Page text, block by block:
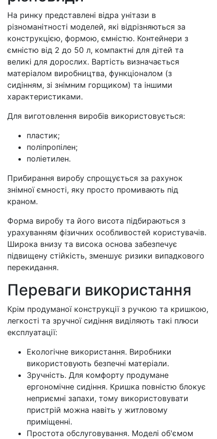
На ринку представлені відра унітази в
різноманітності моделей, які відрізняються за
конструкцією, формою, ємністю. Контейнери з
ємністю від 2 до 50 л, компактні для дітей та
великі для дорослих. Вартість визначається
матеріалом виробництва, функціоналом (з
сидінням, зі знімним горщиком) та іншими
характеристиками.
Для виготовлення виробів використовується:
пластик;
поліпропілен;
поліетилен.
Прибирання виробу спрощується за рахунок
знімної ємності, яку просто промивають під
краном.
Форма виробу та його висота підбираються з
урахуванням фізичних особливостей користувачів.
Широка внизу та висока основа забезпечує
підвищену стійкість, зменшує ризики випадкового
перекидання.
Переваги використання
Крім продуманої конструкції з ручкою та кришкою,
легкості та зручної сидіння виділяють такі плюси
експлуатації:
Екологічне використання. Виробники
використовують безпечні матеріали.
Зручність. Для комфорту продумане
ергономічне сидіння. Кришка повністю блокує
неприємні запахи, тому використовувати
пристрій можна навіть у житловому
приміщенні.
Простота обслуговування. Моделі об'ємом